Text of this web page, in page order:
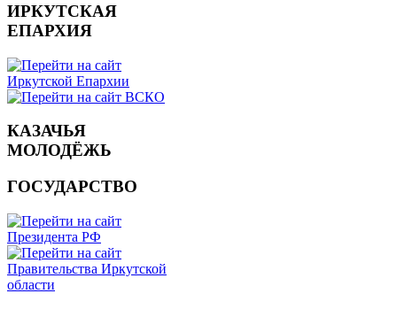
ИРКУТСКАЯ
ЕПАРХИЯ
КАЗАЧЬЯ
МОЛОДЁЖЬ
ГОСУДАРСТВО